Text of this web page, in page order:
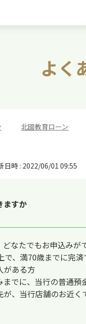
よく
北國教育ローン
日時 : 2022/06/01 09:55
ますか
なたでもお申込みが
、満70歳までに完済
がある方
でに、当行の普通預
、当行店舗のお近